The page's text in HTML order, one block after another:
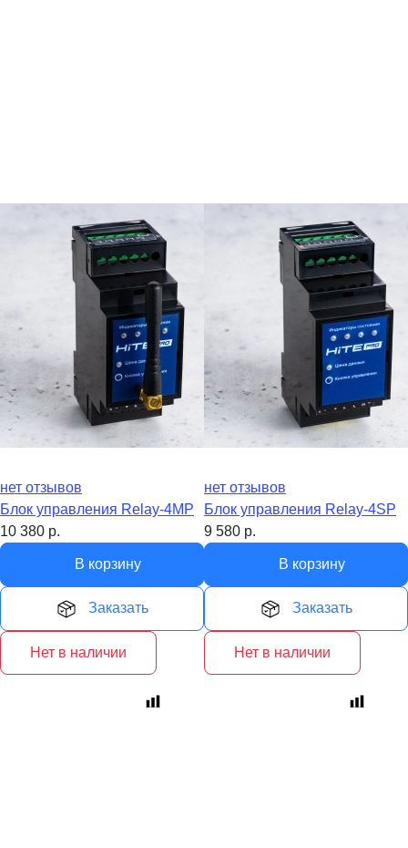
нет отзывов
Блок управления Relay-4MP
10 380 р.
В корзину
Заказать
Нет в наличии
нет отзывов
Блок управления Relay-4SP
9 580 р.
В корзину
Заказать
Нет в наличии